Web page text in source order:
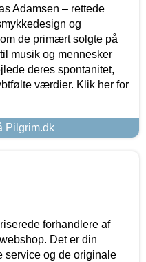
Adamsen – rettede
og
de primært solgte på
musik og mennesker
deres spontanitet,
værdier. Klik her for
Pilgrim.dk
forhandlere af
Det er din
service og de originale